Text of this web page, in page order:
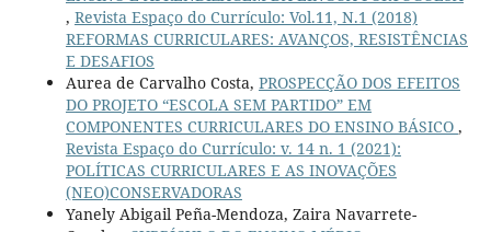
, Revista Espaço do Currículo: Vol.11, N.1 (2018)
REFORMAS CURRICULARES: AVANÇOS, RESISTÊNCIAS
E DESAFIOS
Aurea de Carvalho Costa, PROSPECÇÃO DOS EFEITOS
DO PROJETO “ESCOLA SEM PARTIDO” EM
COMPONENTES CURRICULARES DO ENSINO BÁSICO ,
Revista Espaço do Currículo: v. 14 n. 1 (2021):
POLÍTICAS CURRICULARES E AS INOVAÇÕES
(NEO)CONSERVADORAS
Yanely Abigail Peña-Mendoza, Zaira Navarrete-